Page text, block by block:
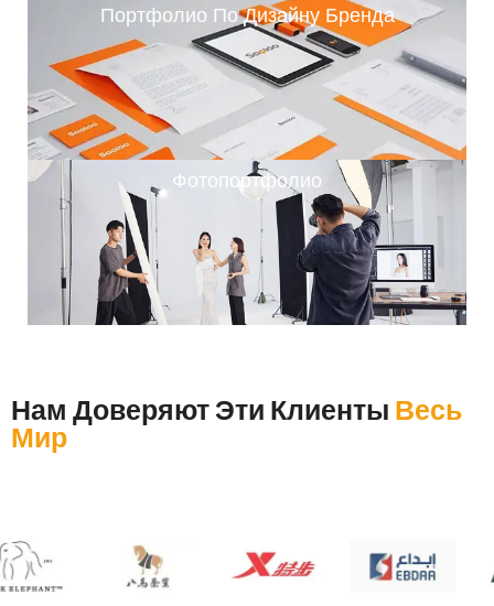
Портфолио По Дизайну Бренда
Фотопортфолио
Нам Доверяют Эти Клиенты Весь
Мир